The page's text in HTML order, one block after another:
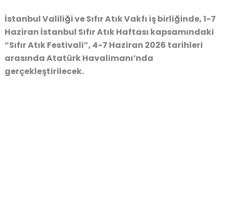
İstanbul Valiliği ve Sıfır Atık Vakfı iş birliğinde, 1-7
Haziran İstanbul Sıfır Atık Haftası kapsamındaki
“Sıfır Atık Festivali”, 4-7 Haziran 2026 tarihleri
arasında Atatürk Havalimanı’nda
gerçekleştirilecek.